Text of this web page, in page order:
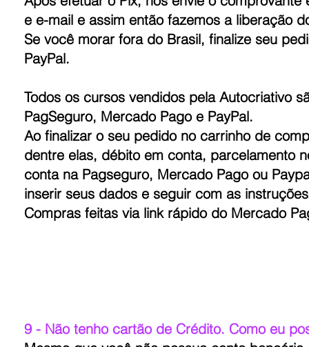
e e-mail e assim então fazemos a liberação
Se você morar fora do Brasil, finalize seu
PayPal.
Todos os cursos vendidos pela Autocriativo
PagSeguro, Mercado Pago e PayPal.
Ao finalizar o seu pedido no carrinho de
dentre elas, débito em conta, parcelamento
conta na Pagseguro, Mercado Pago ou
inserir seus dados e seguir com as
Compras feitas via link rápido do Mercado
9 - Não tenho cartão de Crédito. Como eu